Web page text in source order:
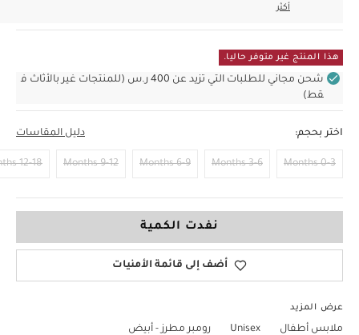
أكثر
هذا المنتج غير متوفر حاليا.
شحن مجاني للطلبات التي تزيد عن 400 ر.س (للمنتجات غير بالأثاث ف
قط)
اختر بحجم: دليل المقاسات
0-3 Months
3-6 Months
6-9 Months
9-12 Months
12-18 Months
نفدت الكمية
أضف إلى قائمة الأمنيات
عرض المزيد
ملابس أطفال Unisex رومبر مطرز - أبيض